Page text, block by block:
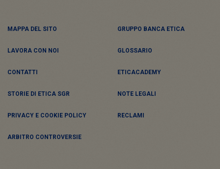
MAPPA DEL SITO GRUPPO BANCA ETICA
LAVORA CON NOI GLOSSARIO
CONTATTI ETICACADEMY
STORIE DI ETICA SGR NOTE LEGALI
PRIVACY E COOKIE POLICY RECLAMI
ARBITRO CONTROVERSIE